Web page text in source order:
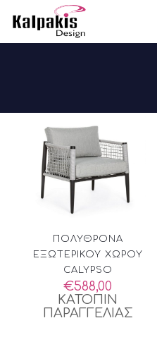
ΠΟΛΥΘΡΟΝΑ
ΕΞΩΤΕΡΙΚΟΥ ΧΩΡΟΥ
CALYPSO
€588,00
ΚΑΤΟΠΙΝ
ΠΑΡΑΓΓΕΛΙΑΣ